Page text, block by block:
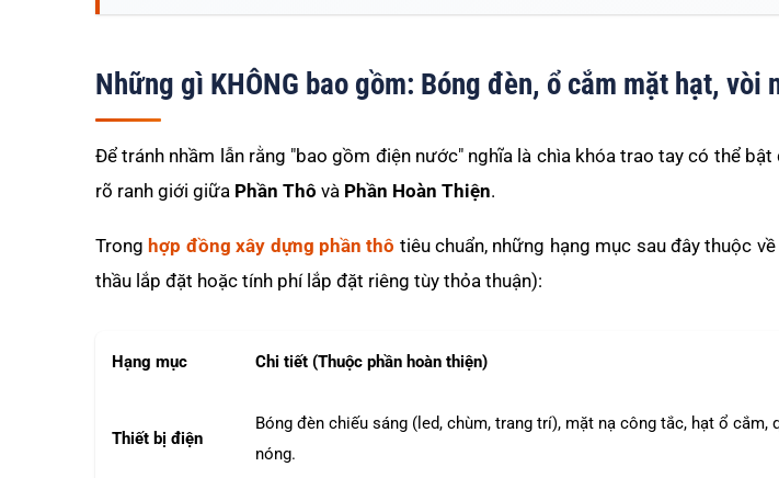
Những gì KHÔNG bao gồm: Bóng đèn, ổ cắm mặt hạt, vòi
Để tránh nhầm lẫn rằng "bao gồm điện nước" nghĩa là chìa khóa trao tay có thể bật
rõ ranh giới giữa Phần Thô và Phần Hoàn Thiện.
Tronghợp đồng xây dựng phần thô tiêu chuẩn, những hạng mục sau đây thuộc
thầu lắp đặt hoặc tính phí lắp đặt riêng tùy thỏa thuận):
Hạng mục Chi tiết (Thuộc phần hoàn thiện)
Thiết bị điện
Bóng đèn chiếu sáng (led, chùm, trang trí), mặt nạ công tắc, hạt ổ cắm,
nóng.